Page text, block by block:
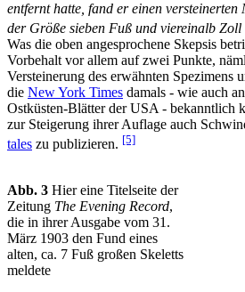
entfernt hatte, fand er einen
der Größe sieben Fuß und viereinalb Zoll
Was die oben angesprochene Skepsis
Vorbehalt vor allem auf zwei Punkte,
Versteinerung des erwähnten Spezimens
die New York Times damals - wie auch
Ostküsten-Blätter der USA - bekanntlich
zur Steigerung ihrer Auflage auch
tales zu publizieren. [5]
Abb. 3 Hier eine Titelseite der
Zeitung The Evening Record,
die in ihrer Ausgabe vom 31.
März 1903 den Fund eines
alten, ca. 7 Fuß großen Skeletts
meldete